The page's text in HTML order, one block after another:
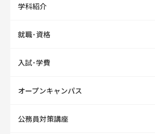
学科紹介
就職･資格
入試･学費
オープンキャンパス
公務員対策講座